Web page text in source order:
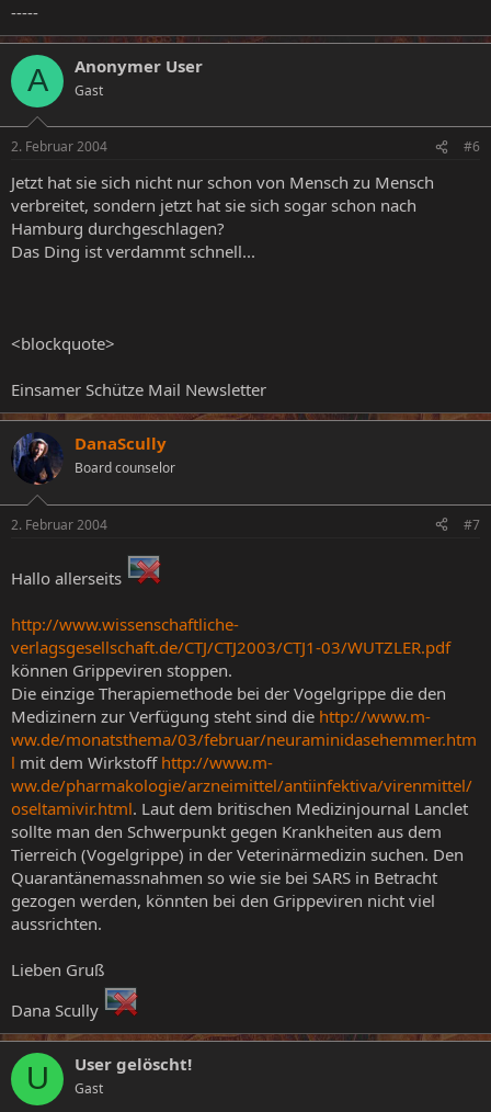
-----
A Anonymer User
Gast
2. Februar 2004 #6
Jetzt hat sie sich nicht nur schon von Mensch zu Mensch
verbreitet, sondern jetzt hat sie sich sogar schon nach
Hamburg durchgeschlagen?
Das Ding ist verdammt schnell...
<blockquote>
Einsamer Schütze Mail Newsletter
DanaScully
Board counselor
2. Februar 2004 #7
Hallo allerseits
http://www.wissenschaftliche-
verlagsgesellschaft.de/CTJ/CTJ2003/CTJ1-03/WUTZLER.pdf
können Grippeviren stoppen.
Die einzige Therapiemethode bei der Vogelgrippe die den
Medizinern zur Verfügung steht sind die http://www.m-
ww.de/monatsthema/03/februar/neuraminidasehemmer.htm
l mit dem Wirkstoff http://www.m-
ww.de/pharmakologie/arzneimittel/antiinfektiva/virenmittel/
oseltamivir.html. Laut dem britischen Medizinjournal Lanclet
sollte man den Schwerpunkt gegen Krankheiten aus dem
Tierreich (Vogelgrippe) in der Veterinärmedizin suchen. Den
Quarantänemassnahmen so wie sie bei SARS in Betracht
gezogen werden, könnten bei den Grippeviren nicht viel
aussrichten.
Lieben Gruß
Dana Scully
U User gelöscht!
Gast